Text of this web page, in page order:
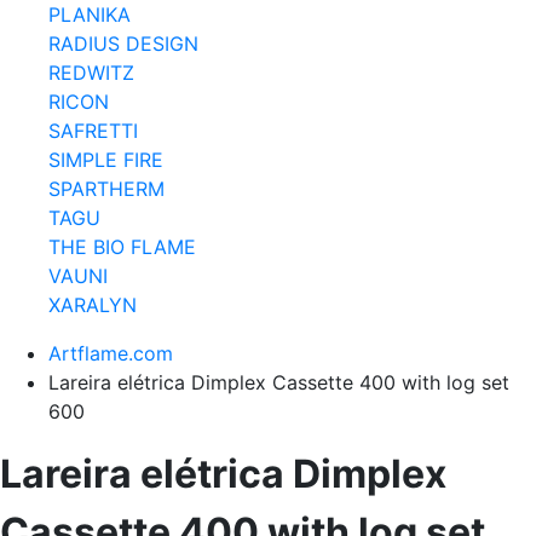
PLANIKA
RADIUS DESIGN
REDWITZ
RICON
SAFRETTI
SIMPLE FIRE
SPARTHERM
TAGU
THE BIO FLAME
VAUNI
XARALYN
Artflame.com
Lareira elétrica Dimplex Cassette 400 with log set
600
Lareira elétrica Dimplex